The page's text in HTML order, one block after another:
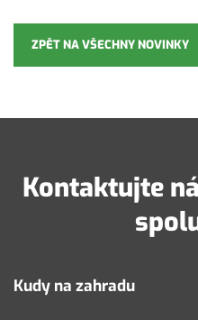
ZPĚT NA VŠECHNY NOVINKY
Kontaktujte
Kudy na zahradu